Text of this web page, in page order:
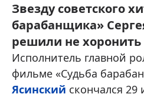
Звезду советского
барабанщика»
решили не хоронить
Исполнитель главной
фильме «Судьба
Ясинский скончался